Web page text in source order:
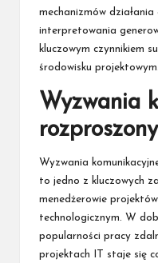
mechanizmów
interpretowania
kluczowym czynnikiem
środowisku projektowym.
Wyzwania
Wyzwania
to jedno z kluczowych
menedżerowie
technologicznym. W
popularności pracy
projektach IT staje się